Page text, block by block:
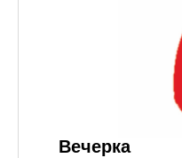
Вечерка